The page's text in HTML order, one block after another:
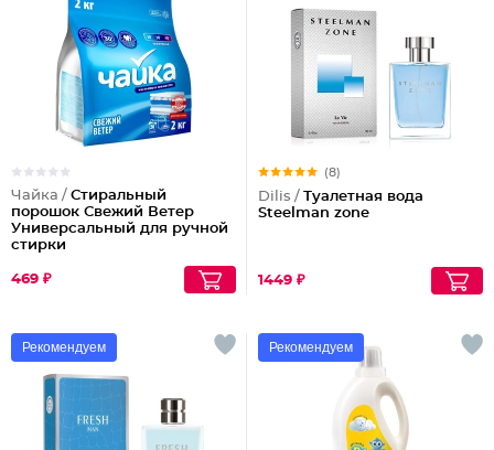
Чайка / Стиральный
порошок Свежий Ветер
Универсальный для ручной
стирки
469 ₽
(8)
Dilis / Туалетная вода
Steelman zone
1449 ₽
Рекомендуем Рекомендуем